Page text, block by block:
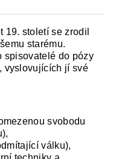
19. století se zrodil
starému.
spisovatelé do pózy
vyslovujících jí své
svobodu
válku),